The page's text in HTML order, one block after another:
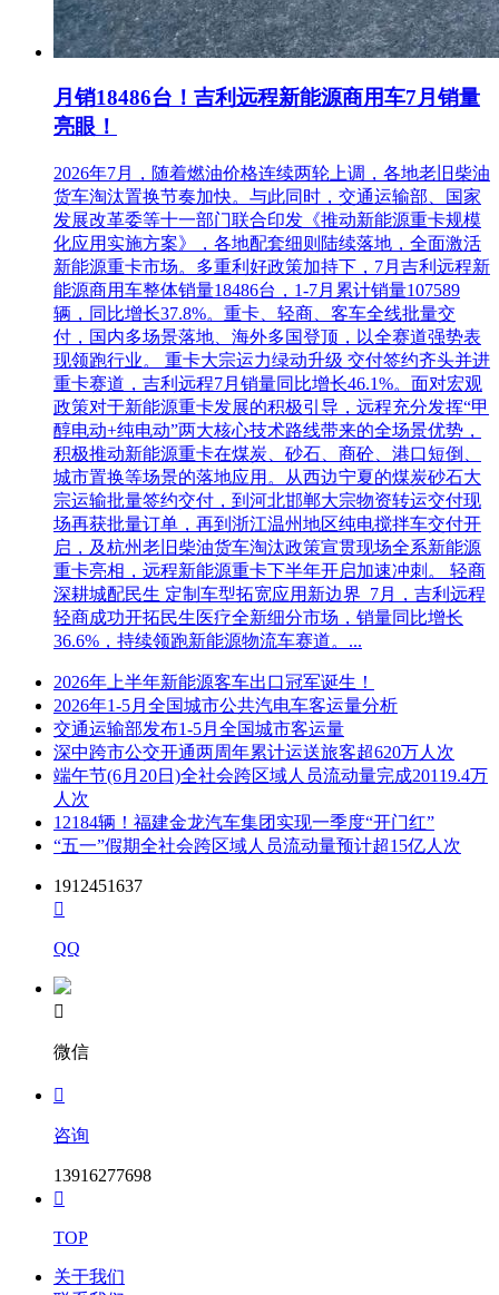
月销18486台！吉利远程新能源商用车7月销量
亮眼！
2026年7月，随着燃油价格连续两轮上调，各地老旧柴油
货车淘汰置换节奏加快。与此同时，交通运输部、国家
发展改革委等十一部门联合印发《推动新能源重卡规模
化应用实施方案》，各地配套细则陆续落地，全面激活
新能源重卡市场。多重利好政策加持下，7月吉利远程新
能源商用车整体销量18486台，1-7月累计销量107589
辆，同比增长37.8%。重卡、轻商、客车全线批量交
付，国内多场景落地、海外多国登顶，以全赛道强势表
现领跑行业。 重卡大宗运力绿动升级 交付签约齐头并进
重卡赛道，吉利远程7月销量同比增长46.1%。面对宏观
政策对于新能源重卡发展的积极引导，远程充分发挥“甲
醇电动+纯电动”两大核心技术路线带来的全场景优势，
积极推动新能源重卡在煤炭、砂石、商砼、港口短倒、
城市置换等场景的落地应用。从西边宁夏的煤炭砂石大
宗运输批量签约交付，到河北邯郸大宗物资转运交付现
场再获批量订单，再到浙江温州地区纯电搅拌车交付开
启，及杭州老旧柴油货车淘汰政策宣贯现场全系新能源
重卡亮相，远程新能源重卡下半年开启加速冲刺。 轻商
深耕城配民生 定制车型拓宽应用新边界 7月，吉利远程
轻商成功开拓民生医疗全新细分市场，销量同比增长
36.6%，持续领跑新能源物流车赛道。...
2026年上半年新能源客车出口冠军诞生！
2026年1-5月全国城市公共汽电车客运量分析
交通运输部发布1-5月全国城市客运量
深中跨市公交开通两周年累计运送旅客超620万人次
端午节(6月20日)全社会跨区域人员流动量完成20119.4万
人次
12184辆！福建金龙汽车集团实现一季度“开门红”
“五一”假期全社会跨区域人员流动量预计超15亿人次
1912451637

QQ

微信

咨询
13916277698

TOP
关于我们